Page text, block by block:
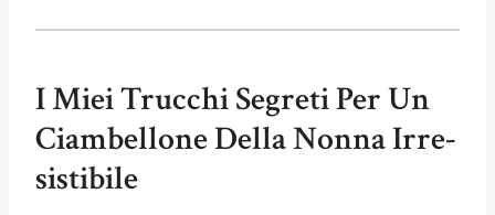
I Miei Trucchi Segreti Per Un
Ciambellone Della Nonna Irre­
Sistibile